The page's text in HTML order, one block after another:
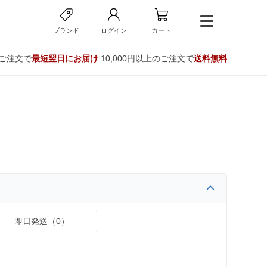
ブランド ログイン カート
注文で最短翌日にお届け10,000円以上のご注文で送料無料
即日発送（0）